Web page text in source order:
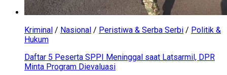
Kriminal / Nasional / Peristiwa & Serba Serbi / Politik &
Hukum
Daftar 5 Peserta SPPI Meninggal saat Latsarmil, DPR
Minta Program Dievaluasi